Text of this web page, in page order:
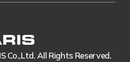
Co.,Ltd. All Rights Reserved.